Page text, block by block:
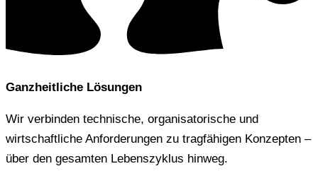
Ganzheitliche Lösungen
Wir verbinden technische, organisatorische und
wirtschaftliche Anforderungen zu tragfähigen Konzepten –
über den gesamten Lebenszyklus hinweg.